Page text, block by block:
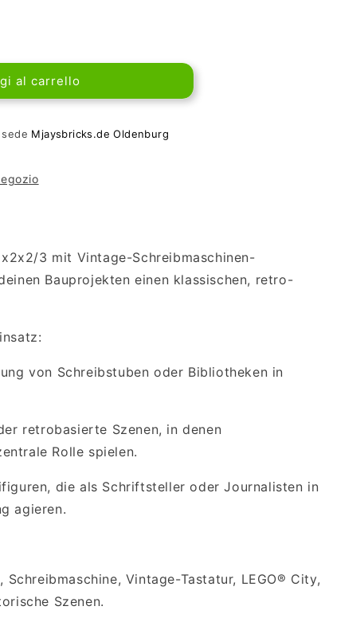
al carrello
Mjaysbricks.de Oldenburg
3 mit Vintage-Schreibmaschinen-
Bauprojekten einen klassischen, retro-
von Schreibstuben oder Bibliotheken in
retrobasierte Szenen, in denen
Rolle spielen.
die als Schriftsteller oder Journalisten in
agieren.
Schreibmaschine, Vintage-Tastatur, LEGO® City,
Szenen.